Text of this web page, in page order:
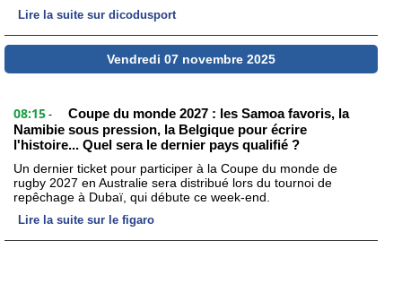
Lire la suite sur dicodusport
Vendredi 07 novembre 2025
08:15 -
Coupe du monde 2027 : les Samoa favoris, la
Namibie sous pression, la Belgique pour écrire
l'histoire... Quel sera le dernier pays qualifié ?
Un dernier ticket pour participer à la Coupe du monde de
rugby 2027 en Australie sera distribué lors du tournoi de
repêchage à Dubaï, qui débute ce week-end.
Lire la suite sur le figaro